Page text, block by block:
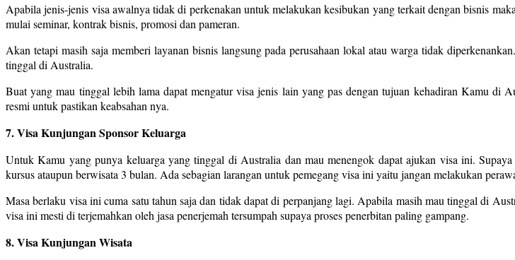
Apabila jenis-jenis visa awalnya tidak di perkenakan untuk melakukan kesibukan yang terkait dengan bisnis
mulai seminar, kontrak bisnis, promosi dan pameran.
Akan tetapi masih saja memberi layanan bisnis langsung pada perusahaan lokal atau warga tidak
tinggal di Australia.
Buat yang mau tinggal lebih lama dapat mengatur visa jenis lain yang pas dengan tujuan kehadiran Kamu di
resmi untuk pastikan keabsahan nya.
7. Visa Kunjungan Sponsor Keluarga
Untuk Kamu yang punya keluarga yang tinggal di Australia dan mau menengok dapat ajukan visa ini.
kursus ataupun berwisata 3 bulan. Ada sebagian larangan untuk pemegang visa ini yaitu jangan melakukan
Masa berlaku visa ini cuma satu tahun saja dan tidak dapat di perpanjang lagi. Apabila masih mau tinggal di
visa ini mesti di terjemahkan oleh jasa penerjemah tersumpah supaya proses penerbitan paling gampang.
8. Visa Kunjungan Wisata